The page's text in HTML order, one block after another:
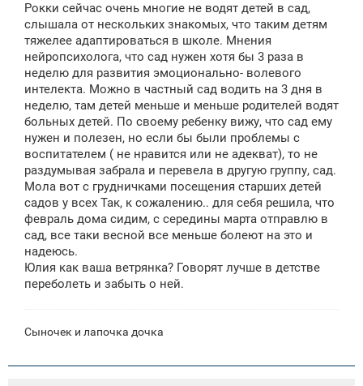
Рокки сейчас очень многие не водят детей в сад,
слышала от нескольких знакомых, что таким детям
тяжелее адаптироваться в школе. Мнения
нейропсихолога, что сад нужен хотя бы 3 раза в
неделю для развития эмоционально- волевого
интелекта. Можно в частный сад водить на 3 дня в
неделю, там детей меньше и меньше родителей водят
больных детей. По своему ребенку вижу, что сад ему
нужен и полезен, но если бы были проблемы с
воспитателем ( не нравится или не адекват), то не
раздумывая забрала и перевела в другую группу, сад.
Мола вот с грудничками посещения старших детей
садов у всех Так, к сожалению.. для себя решила, что
февраль дома сидим, с середины марта отправлю в
сад, все таки весной все меньше болеют на это и
надеюсь.
Юлия как ваша ветрянка? Говорят лучше в детстве
переболеть и забыть о ней.
Сыночек и лапочка дочка